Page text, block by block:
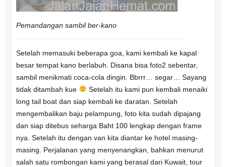
Pemandangan sambil ber-kano
Setelah memasuki beberapa goa, kami kembali ke kapal
besar tempat kano berlabuh. Disana bisa foto2 sebentar,
sambil menikmati coca-cola dingin. Bbrrr… segar… Sayang
tidak ditambah kue
Setelah itu kami pun kembali menaiki
long tail boat dan siap kembali ke daratan. Setelah
mengembalikan baju pelampung, foto kita sudah dipajang
dan siap ditebus seharga Baht 100 lengkap dengan frame
nya. Setelah itu dengan van kita diantar ke hotel masing-
masing. Perjalanan yang menyenangkan, bahkan menurut
salah satu rombongan kami yang berasal dari Kuwait, tour